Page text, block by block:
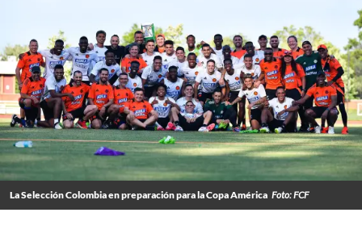
La Selección Colombia en preparación para la Copa América Foto: FCF